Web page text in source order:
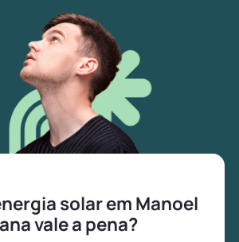
solar em Manoel
vale a pena?